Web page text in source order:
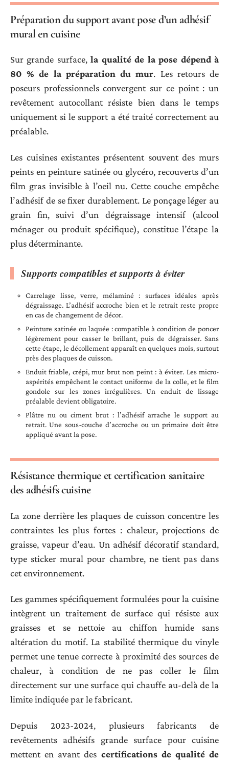
Préparation du support avant pose d’un adhésif
mural en cuisine
Sur grande surface,la qualité de la pose dépend à
80 % de la préparation du mur. Les retours de
poseurs professionnels convergent sur ce point : un
revêtement autocollant résiste bien dans le temps
uniquement si le support a été traité correctement au
préalable.
Les cuisines existantes présentent souvent des murs
peints en peinture satinée ou glycéro, recouverts d’un
film gras invisible à l’oeil nu. Cette couche empêche
l’adhésif de se fixer durablement. Le ponçage léger au
grain fin, suivi d’un dégraissage intensif (alcool
ménager ou produit spécifique), constitue l’étape la
plus déterminante.
Supports compatibles et supports à éviter
Carrelage lisse, verre, mélaminé : surfaces idéales après
dégraissage. L’adhésif accroche bien et le retrait reste propre
en cas de changement de décor.
Peinture satinée ou laquée : compatible à condition de poncer
légèrement pour casser le brillant, puis de dégraisser. Sans
cette étape, le décollement apparaît en quelques mois, surtout
près des plaques de cuisson.
Enduit friable, crépi, mur brut non peint : à éviter. Les micro-
aspérités empêchent le contact uniforme de la colle, et le film
gondole sur les zones irrégulières. Un enduit de lissage
préalable devient obligatoire.
Plâtre nu ou ciment brut : l’adhésif arrache le support au
retrait. Une sous-couche d’accroche ou un primaire doit être
appliqué avant la pose.
Résistance thermique et certification sanitaire
des adhésifs cuisine
La zone derrière les plaques de cuisson concentre les
contraintes les plus fortes : chaleur, projections de
graisse, vapeur d’eau. Un adhésif décoratif standard,
type sticker mural pour chambre, ne tient pas dans
cet environnement.
Les gammes spécifiquement formulées pour la cuisine
intègrent un traitement de surface qui résiste aux
graisses et se nettoie au chiffon humide sans
altération du motif. La stabilité thermique du vinyle
permet une tenue correcte à proximité des sources de
chaleur, à condition de ne pas coller le film
directement sur une surface qui chauffe au-delà de la
limite indiquée par le fabricant.
Depuis 2023-2024, plusieurs fabricants de
revêtements adhésifs grande surface pour cuisine
mettent en avant des certifications de qualité de